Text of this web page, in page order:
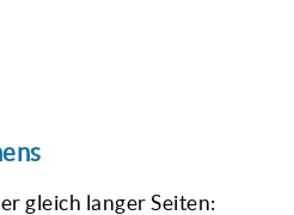
gleich langer Seiten: